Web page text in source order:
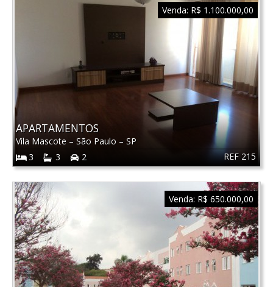
REF 215
APARTAMENTOS
Vila Mascote – São Paulo – SP
3
3 2
Venda: R$ 1.100.000,00
Venda: R$ 650.000,00